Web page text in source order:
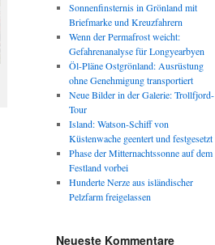
Sonnenfinsternis in Grönland mit
Briefmarke und Kreuzfahrern
Wenn der Permafrost weicht:
Gefahrenanalyse für Longyearbyen
Öl-Pläne Ostgrönland: Ausrüstung
ohne Genehmigung transportiert
Neue Bilder in der Galerie: Trollfjord-
Tour
Island: Watson-Schiff von
Küstenwache geentert und festgesetzt
Phase der Mitternachtssonne auf dem
Festland vorbei
Hunderte Nerze aus isländischer
Pelzfarm freigelassen
Neueste Kommentare